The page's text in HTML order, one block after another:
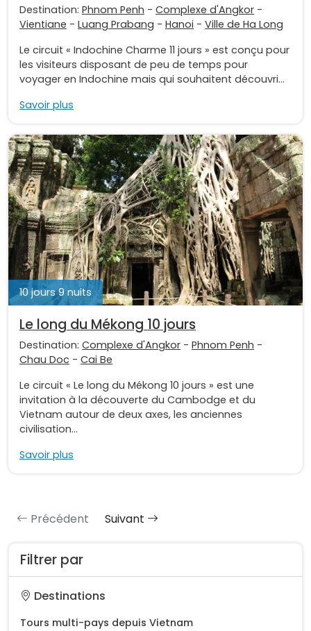
Filtrer par
Destinations
Tours multi-pays depuis Vietnam
Destination: Phnom Penh - Complexe d'Angkor -
Vientiane - Luang Prabang - Hanoi - Ville de Ha Long
Le circuit « Indochine Charme 11 jours » est conçu pour
les visiteurs disposant de peu de temps pour
voyager en Indochine mais qui souhaitent découvri...
Savoir plus
10 jours 9 nuits
Le long du Mékong 10 jours
Destination: Complexe d'Angkor - Phnom Penh -
Chau Doc - Cai Be
Le circuit « Le long du Mékong 10 jours » est une
invitation à la découverte du Cambodge et du
Vietnam autour de deux axes, les anciennes
civilisation...
Savoir plus
Précédent Suivant